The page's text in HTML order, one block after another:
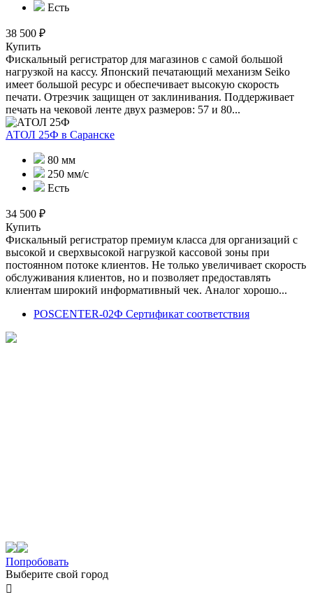
Есть
38 500 ₽
Купить
Фискальный регистратор для магазинов с самой большой
нагрузкой на кассу. Японский печатающий механизм Seiko
имеет большой ресурс и обеспечивает высокую скорость
печати. Отрезчик защищен от заклинивания. Поддерживает
печать на чековой ленте двух размеров: 57 и 80...
АТОЛ 25Ф в Саранске
80 мм
250 мм/с
Есть
34 500 ₽
Купить
Фискальный регистратор премиум класса для организаций с
высокой и сверхвысокой нагрузкой кассовой зоны при
постоянном потоке клиентов. Не только увеличивает скорость
обслуживания клиентов, но и позволяет предоставлять
клиентам широкий информативный чек. Аналог хорошо...
POSCENTER-02Ф Сертификат соответствия
Попробовать
Выберите свой город
